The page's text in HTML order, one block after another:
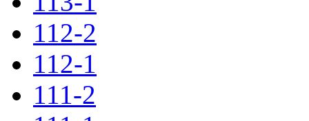
112-2
112-1
111-2